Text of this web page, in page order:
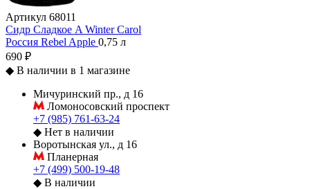
Артикул 68011
Сидр Сладкое A Winter Carol
Россия Rebel Apple 0,75 л
690 ₽
◆ В наличии в 1 магазине
Мичуринский пр., д 16
Ломоносовский проспект
+7 (985) 761-63-24
◆ Нет в наличии
Воротынская ул., д 16
Планерная
+7 (499) 500-19-48
◆ В наличии